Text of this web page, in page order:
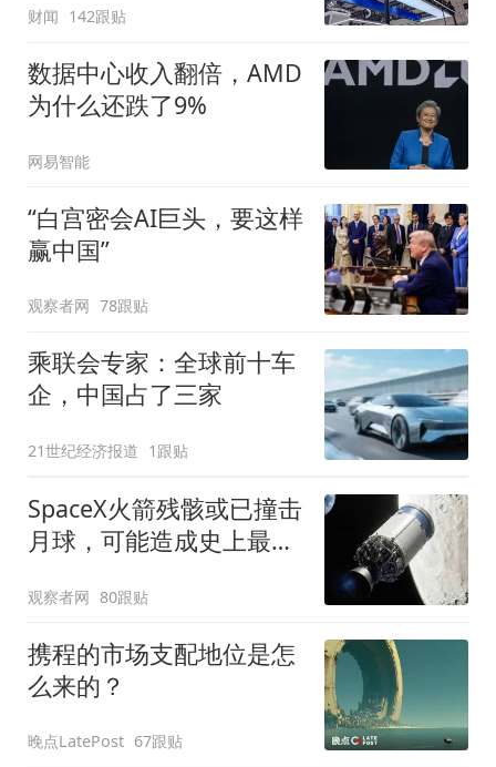
财闻 142跟贴
数据中心收入翻倍，AMD
为什么还跌了9%
网易智能
“白宫密会AI巨头，要这样
赢中国”
观察者网 78跟贴
乘联会专家：全球前十车
企，中国占了三家
21世纪经济报道 1跟贴
SpaceX火箭残骸或已撞击
月球，可能造成史上最大
观察者网 80跟贴
携程的市场支配地位是怎
么来的？
晚点LatePost 67跟贴